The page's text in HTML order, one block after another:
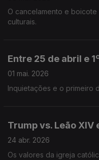
O cancelamento e
culturais.
Entre 25 de abril e
01 mai. 2026
Inquietações e o primeiro
Trump vs. Leão XIV
24 abr. 2026
Os valores da igreja